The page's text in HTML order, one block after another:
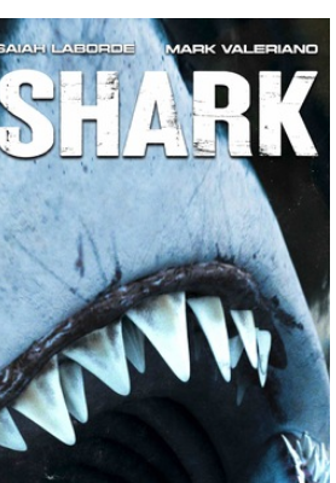
oskarżany jest o
w domu żona składa pozew
sukcesu, nagle opuszczony
jest w sytuacji Kafkowskiej,
wartości, a nawet sens życia.
Zbigniewa Zapasiewicza nadała
ale także pewną
niegdyś korzystał z benefitów
niewidzialnym mechanizmem
by bez zapowiedzi bezwzględnie
Mało który film tak brutalnie
totalitaryzmu,
środowiskowej zawiści,
awansem. Niewiele też filmów
i wciąż aktualnych, opisując
uprzedmiotowienia ludzi,
political and social reality in